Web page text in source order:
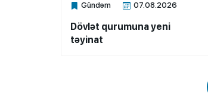
Gündəm 07.08.2026
Xalq.Online
Dövlət qurumuna yeni
təyinat